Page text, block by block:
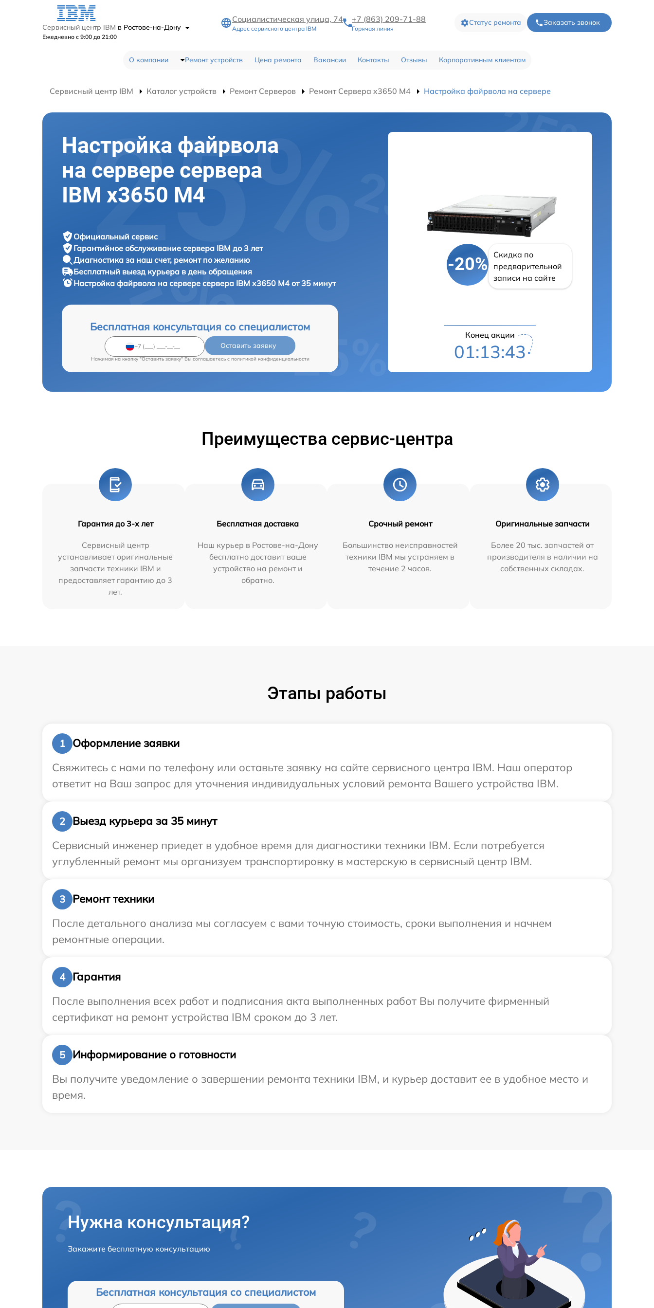
Сервисный центр IBM в Ростове-на-Дону
Ежедневно с 9:00 до 21:00
Социалистическая улица, 74
Адрес сервисного центра IBM
+7 (863) 209-71-88
Горячая линия
Статус ремонта Заказать звонок
О компании Ремонт устройств Цена ремонта Вакансии Контакты Отзывы Корпоративным клиентам
Сервисный центр IBM Каталог устройств Ремонт Серверов Ремонт Сервера x3650 M4 Настройка файрвола на сервере
Настройка файрвола
на сервере сервера
IBM x3650 M4
Официальный сервис
Гарантийное обслуживание сервера IBM до 3 лет
Диагностика за наш счет, ремонт по желанию
Бесплатный выезд курьера в день обращения
Настройка файрвола на сервере сервера IBM x3650 M4 от 35 минут
Бесплатная консультация со специалистом
Оставить заявку
Нажимая на кнопку "Оставить заявку" Вы соглашаетесь c политикой конфиденциальности
-20%
Скидка по
предварительной
записи на сайте
Конец акции
01:13:42
Преимущества сервис-центра
Гарантия до 3-х лет
Сервисный центр
устанавливает оригинальные
запчасти техники IBM и
предоставляет гарантию до 3
лет.
Бесплатная доставка
Наш курьер в Ростове-на-Дону
бесплатно доставит ваше
устройство на ремонт и
обратно.
Срочный ремонт
Большинство неисправностей
техники IBM мы устраняем в
течение 2 часов.
Оригинальные запчасти
Более 20 тыс. запчастей от
производителя в наличии на
собственных складах.
Этапы работы
1
Оформление заявки
Свяжитесь с нами по телефону или оставьте заявку на сайте сервисного центра IBM. Наш оператор
ответит на Ваш запрос для уточнения индивидуальных условий ремонта Вашего устройства IBM.
2
Выезд курьера за 35 минут
Сервисный инженер приедет в удобное время для диагностики техники IBM. Если потребуется
углубленный ремонт мы организуем транспортировку в мастерскую в сервисный центр IBM.
3
Ремонт техники
После детального анализа мы согласуем с вами точную стоимость, сроки выполнения и начнем
ремонтные операции.
4
Гарантия
После выполнения всех работ и подписания акта выполненных работ Вы получите фирменный
сертификат на ремонт устройства IBM сроком до 3 лет.
5
Информирование о готовности
Вы получите уведомление о завершении ремонта техники IBM, и курьер доставит ее в удобное место и
время.
Нужна консультация?
Закажите бесплатную консультацию
Бесплатная консультация со специалистом